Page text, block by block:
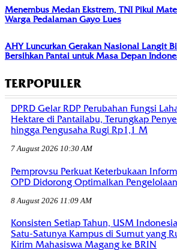
Menembus Medan Ekstrem, TNI Pikul
Warga Pedalaman Gayo Lues
AHY Luncurkan Gerakan Nasional Langit
Bersihkan Pantai untuk Masa Depan
TERPOPULER
DPRD Gelar RDP Perubahan Fungsi
Hektare di Pantailabu, Terungkap
hingga Pengusaha Rugi Rp1,1 M
7 August 2026 10:30 AM
Pemprovsu Perkuat Keterbukaan
OPD Didorong Optimalkan
8 August 2026 11:09 AM
Konsisten Setiap Tahun, USM
Satu-Satunya Kampus di Sumut yang
Kirim Mahasiswa Magang ke BRIN